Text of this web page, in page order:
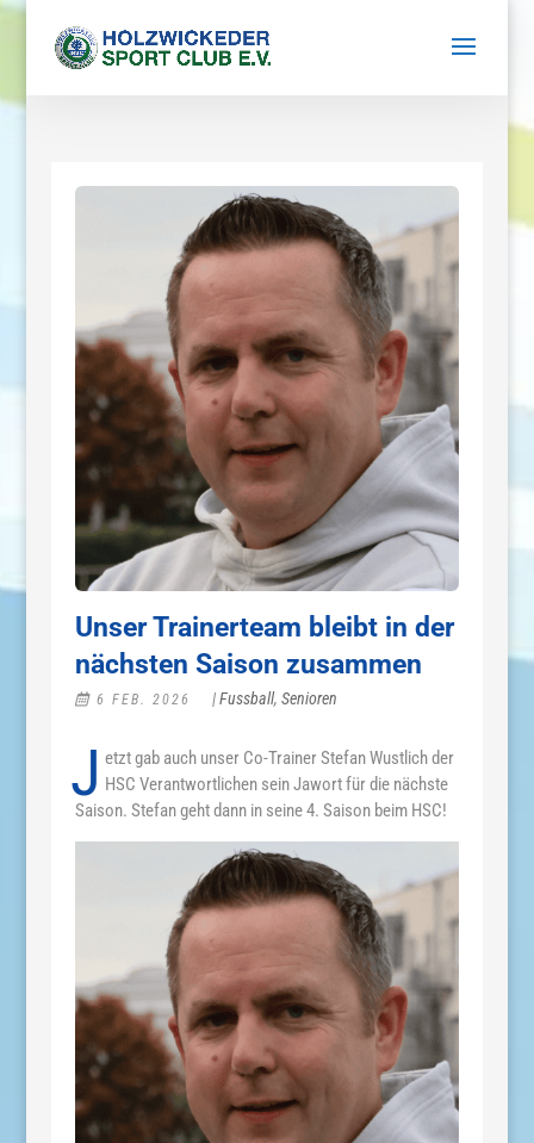
Unser Trainerteam bleibt in der
nächsten Saison zusammen
6 FEB. 2026 |Fussball, Senioren
J etzt gab auch unser Co-Trainer Stefan Wustlich der
HSC Verantwortlichen sein Jawort für die nächste
Saison. Stefan geht dann in seine 4. Saison beim HSC!